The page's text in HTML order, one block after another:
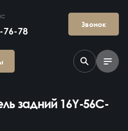
76-78
Звонок
задний 16Y-56C-